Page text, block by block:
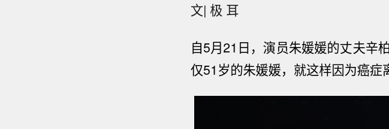
文| 极 耳
自5月21 日 ，演员朱媛媛的丈夫辛
仅51 岁的朱媛媛，就这样因为癌症